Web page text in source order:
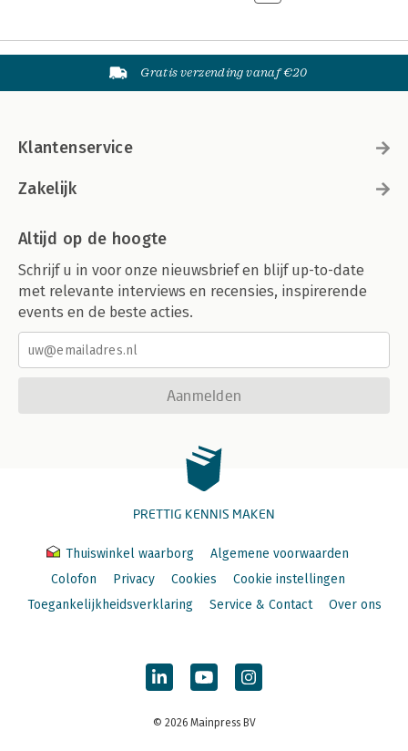
Gratis verzending vanaf €20
Klantenservice
Zakelijk
Altijd op de hoogte
Schrijf u in voor onze nieuwsbrief en blijf up-to-date
met relevante interviews en recensies, inspirerende
events en de beste acties.
Aanmelden
PRETTIG KENNIS MAKEN
Thuiswinkel waarborg
Algemene voorwaarden
Colofon
Privacy Cookies
Cookie instellingen
Toegankelijkheidsverklaring
Service & Contact Over ons
© 2026 Mainpress BV